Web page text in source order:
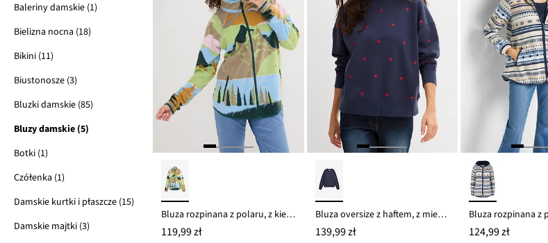
Baleriny damskie (1)
Bielizna nocna (18)
Bikini (11)
Biustonosze (3)
Bluzki damskie (85)
Bluzy damskie (5)
Botki (1)
Czółenka (1)
Damskie kurtki i płaszcze (15)
Damskie majtki (3)
Bluza rozpinana z polaru, z kieszeniami z zamkiem
119,99 zł
Bluza oversize z haftem, z mieszanki bawełny
139,99 zł 124,99 zł